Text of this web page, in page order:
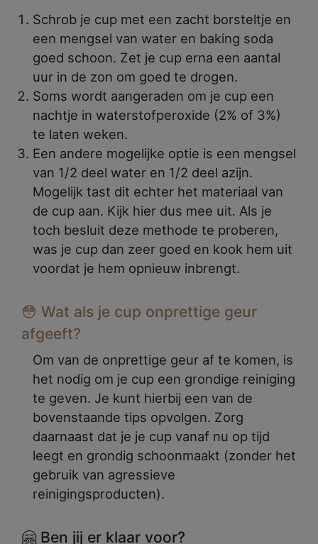
Schrob je cup met een zacht borsteltje en
een mengsel van water en baking soda
goed schoon. Zet je cup erna een aantal
uur in de zon om goed te drogen.
Soms wordt aangeraden om je cup een
nachtje in waterstofperoxide (2% of 3%)
te laten weken.
Een andere mogelijke optie is een mengsel
van 1/2 deel water en 1/2 deel azijn.
Mogelijk tast dit echter het materiaal van
de cup aan. Kijk hier dus mee uit. Als je
toch besluit deze methode te proberen,
was je cup dan zeer goed en kook hem uit
voordat je hem opnieuw inbrengt.
😳 Wat als je cup onprettige geur
afgeeft?
Om van de onprettige geur af te komen, is
het nodig om je cup een grondige reiniging
te geven. Je kunt hierbij een van de
bovenstaande tips opvolgen. Zorg
daarnaast dat je je cup vanaf nu op tijd
leegt en grondig schoonmaakt (zonder het
gebruik van agressieve
reinigingsproducten).
🤗 Ben jij er klaar voor?